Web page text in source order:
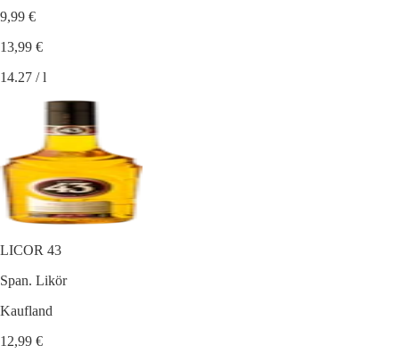
9,99 €
13,99 €
14.27 / l
LICOR 43
Span. Likör
Kaufland
12,99 €